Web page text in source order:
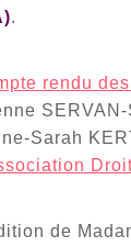
.
rendu
Sarah
de